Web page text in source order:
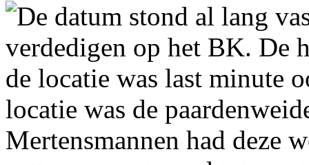
De datum stond al lang
verdedigen op het BK. De
de locatie was last minute
locatie was de
Mertensmannen had deze